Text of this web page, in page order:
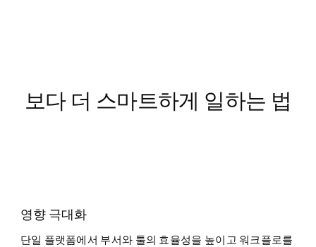
보다 더 스마트하게 일하는 법
영향 극대화
단일 플랫폼에서 부서와 툴의 효율성을 높이고 워크플로를